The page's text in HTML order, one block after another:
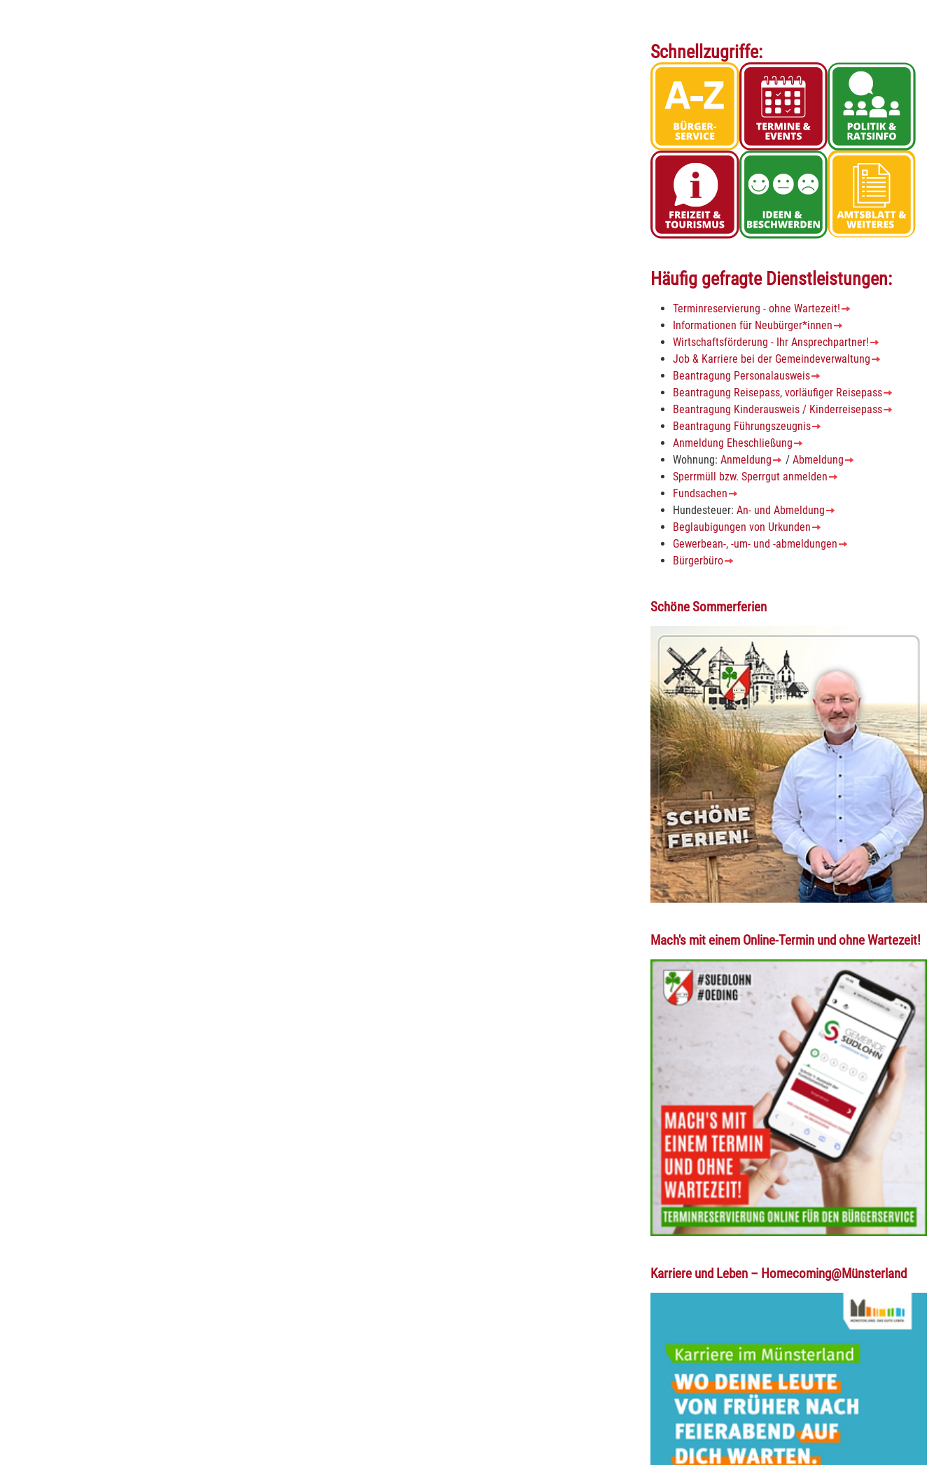
Schnellzugriffe:
Häufig gefragte Dienstleistungen:
Terminreservierung - ohne Wartezeit!
Informationen für Neubürger*innen
Wirtschaftsförderung - Ihr Ansprechpartner!
Job & Karriere bei der Gemeindeverwaltung
Beantragung Personalausweis
Beantragung Reisepass, vorläufiger Reisepass
Beantragung Kinderausweis / Kinderreisepass
Beantragung Führungszeugnis
Anmeldung Eheschließung
Wohnung:Anmeldung /Abmeldung
Sperrmüll bzw. Sperrgut anmelden
Fundsachen
Hundesteuer:An- und Abmeldung
Beglaubigungen von Urkunden
Gewerbean-, -um- und -abmeldungen
Bürgerbüro
Schöne Sommerferien
Mach's mit einem Online-Termin und ohne Wartezeit!
Karriere und Leben – Homecoming@Münsterland